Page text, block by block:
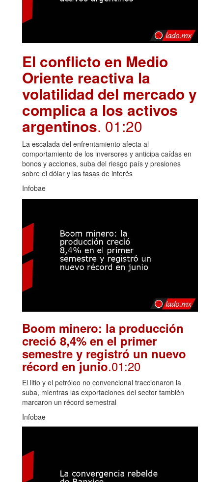
El conflicto en Medio
Oriente reactiva la
volatilidad del mercado y
complica a los activos
argentinos. 01:20
La escalada del enfrentamiento afecta al
comportamiento de los inversores y anticipa caídas en
bonos y acciones, suba del riesgo país y presiones
sobre el dólar y las tasas de interés
Infobae
Boom minero: la producción
creció 8,4% en el primer
semestre y registró un nuevo
récord en junio.01:20
El litio y el petróleo no convencional traccionaron la
suba, mientras las exportaciones del sector también
marcaron un récord semestral
Infobae